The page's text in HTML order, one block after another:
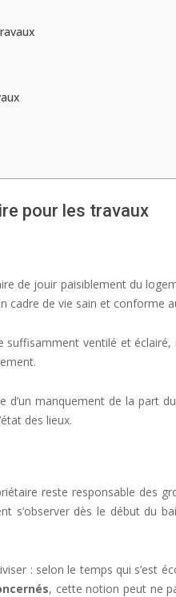
pour les travaux
de jouir paisiblement du
cadre de vie sain et conforme
ventilé et
manquement de la part
des lieux.
reste responsable des
s’observer dès le début du
: selon le temps qui s’est
, cette notion peut ne